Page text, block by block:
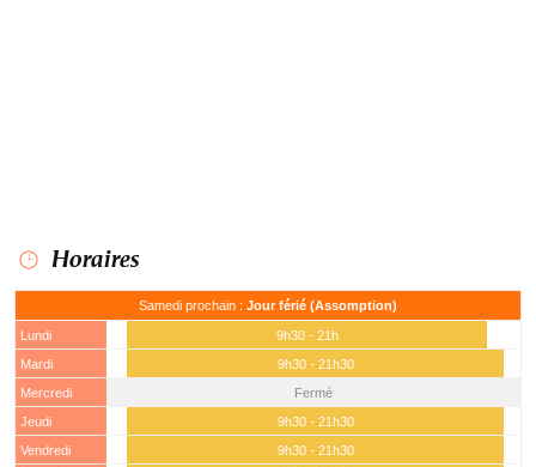
Horaires
Samedi prochain : Jour férié (Assomption)
Lundi
9h30 - 21h
Mardi
9h30 - 21h30
Mercredi
Fermé
Jeudi
9h30 - 21h30
Vendredi
9h30 - 21h30